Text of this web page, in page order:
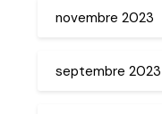
novembre 2023
septembre 2023